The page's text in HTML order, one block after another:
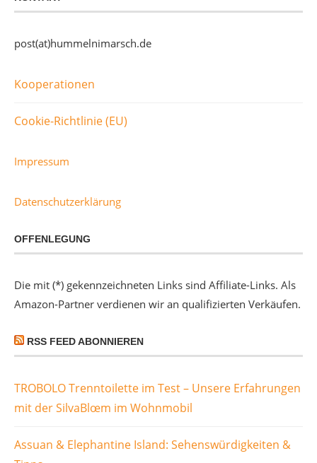
post(at)hummelnimarsch.de
Kooperationen
Cookie-Richtlinie (EU)
Impressum
Datenschutzerklärung
OFFENLEGUNG
Die mit (*) gekennzeichneten Links sind Affiliate-Links. Als
Amazon-Partner verdienen wir an qualifizierten Verkäufen.
RSS FEED ABONNIEREN
TROBOLO Trenntoilette im Test – Unsere Erfahrungen
mit der SilvaBlœm im Wohnmobil
Assuan & Elephantine Island: Sehenswürdigkeiten &